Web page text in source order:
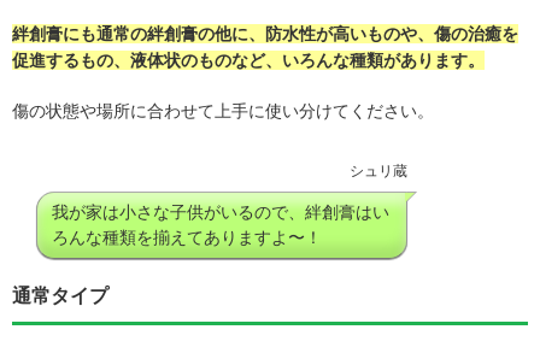
絆創膏にも通常の絆創膏の他に、防水性が高いものや、傷の治癒を
促進するもの、液体状のものなど、いろんな種類があります。
傷の状態や場所に合わせて上手に使い分けてください。
シュリ蔵
我が家は小さな子供がいるので、絆創膏はい
ろんな種類を揃えてありますよ〜！
通常タイプ